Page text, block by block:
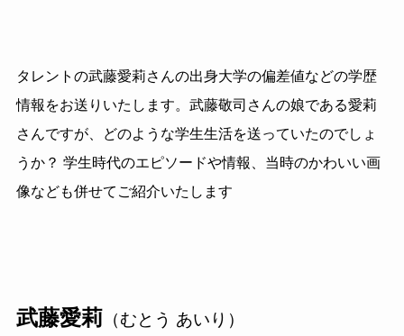
タレントの武藤愛莉さんの出身大学の偏差値などの学歴
情報をお送りいたします。武藤敬司さんの娘である愛莉
さんですが、どのような学生生活を送っていたのでしょ
うか？ 学生時代のエピソードや情報、当時のかわいい画
像なども併せてご紹介いたします
武藤愛莉 （むとう あいり）